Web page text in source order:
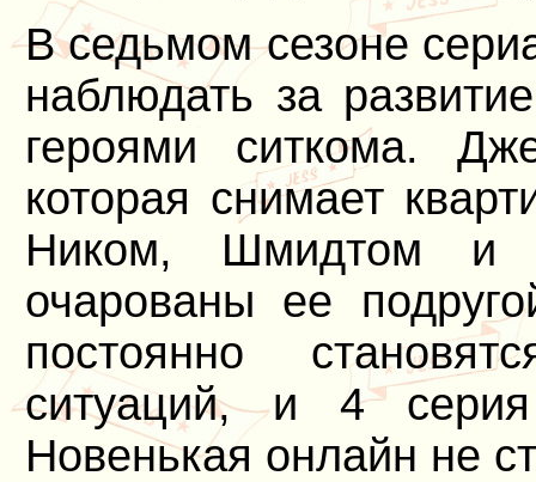
В седьмом сезоне
наблюдать за
героями ситкома.
которая снимает
Ником, Шмидтом и
очарованы ее
постоянно
ситуаций, и 4
Новенькая онлайн не